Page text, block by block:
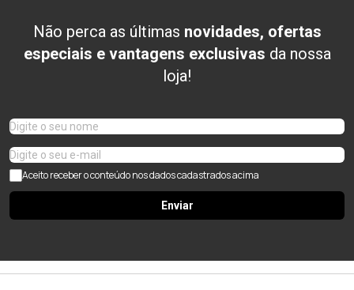
Não perca as últimas novidades, ofertas
especiais e vantagens exclusivas da nossa
loja!
Aceito receber o conteúdo nos dados cadastrados acima
Enviar